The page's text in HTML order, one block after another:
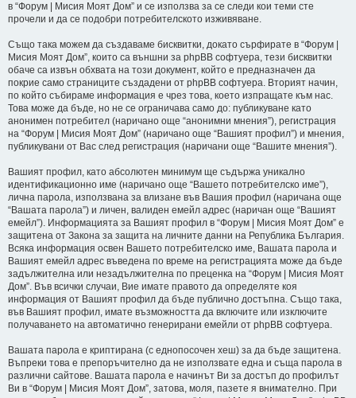
в “Форум | Мисия Моят Дом” и се използва за се следи кои теми сте
прочели и да се подобри потребителското изживяване.
Също така можем да създаваме бисквитки, докато сърфирате в “Форум |
Мисия Моят Дом”, които са външни за phpBB софтуера, тези бисквитки
обаче са извън обхвата на този документ, който е предназначен да
покрие само страниците създадени от phpBB софтуера. Вторият начин,
по който събираме информация е чрез това, което изпращате към нас.
Това може да бъде, но не се ограничава само до: публикуване като
анонимен потребител (наричано още “анонимни мнения”), регистрация
на “Форум | Мисия Моят Дом” (наричано още “Вашият профил”) и мнения,
публикувани от Вас след регистрация (наричани още “Вашите мнения”).
Вашият профил, като абсолютен минимум ще съдържа уникално
идентификационно име (наричано още “Вашето потребителско име”),
лична парола, използвана за влизане във Вашия профил (наричана още
“Вашата парола”) и личен, валиден емейл адрес (наричан още “Вашият
емейл”). Информацията за Вашият профил в “Форум | Мисия Моят Дом” е
защитена от Закона за защита на личните данни на Република България.
Всяка информация освен Вашето потребителско име, Вашата парола и
Вашият емейл адрес въведена по време на регистрацията може да бъде
задължителна или незадължителна по преценка на “Форум | Мисия Моят
Дом”. Във всички случаи, Вие имате правото да определяте коя
информация от Вашият профил да бъде публично достъпна. Също така,
във Вашият профил, имате възможността да включите или изключите
получаването на автоматично генерирани емейли от phpBB софтуера.
Вашата парола е криптирана (с еднопосочен хеш) за да бъде защитена.
Въпреки това е препоръчително да не използвате една и съща парола в
различни сайтове. Вашата парола е начинът Ви за достъп до профилът
Ви в “Форум | Мисия Моят Дом”, затова, моля, пазете я внимателно. При